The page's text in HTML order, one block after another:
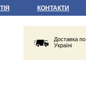
КОНТАКТИ
Доставка по
Україні